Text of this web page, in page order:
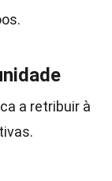
a retribuir à